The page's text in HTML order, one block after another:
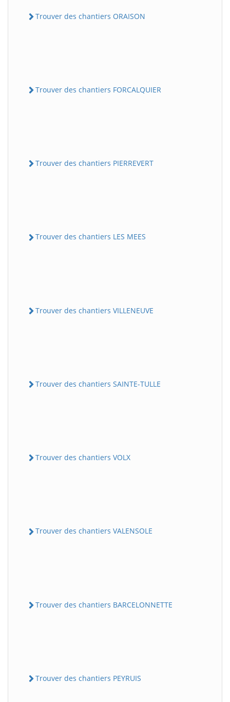
Trouver des chantiers ORAISON
Trouver des chantiers FORCALQUIER
Trouver des chantiers PIERREVERT
Trouver des chantiers LES MEES
Trouver des chantiers VILLENEUVE
Trouver des chantiers SAINTE-TULLE
Trouver des chantiers VOLX
Trouver des chantiers VALENSOLE
Trouver des chantiers BARCELONNETTE
Trouver des chantiers PEYRUIS